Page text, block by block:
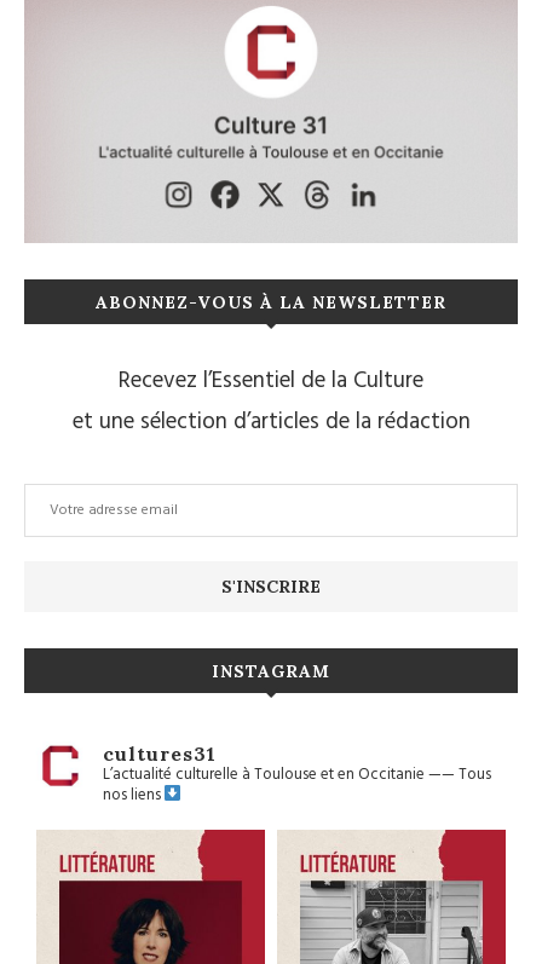
ABONNEZ-VOUS À LA NEWSLETTER
Recevez l’Essentiel de la Culture
et une sélection d’articles de la rédaction
INSTAGRAM
cultures31
L’actualité culturelle à Toulouse et en Occitanie——Tous
nos liens